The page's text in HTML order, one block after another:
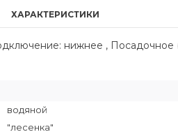
ХАРАКТЕРИСТИКИ
нижнее ,
водяной
"лесенка"